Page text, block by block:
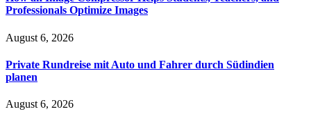
Professionals Optimize Images
August 6, 2026
Private Rundreise mit Auto und Fahrer durch Südindien
planen
August 6, 2026